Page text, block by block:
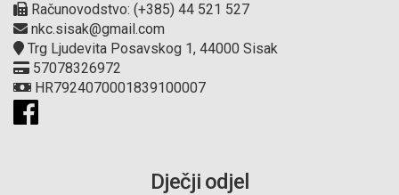
Računovodstvo: (+385) 44 521 527
nkc.sisak@gmail.com
Trg Ljudevita Posavskog 1, 44000 Sisak
57078326972
HR7924070001839100007
Dječji odjel